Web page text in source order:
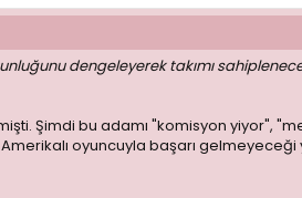
dengeleyerek takımı
Şimdi bu adamı "komisyon yiyor",
oyuncuyla başarı